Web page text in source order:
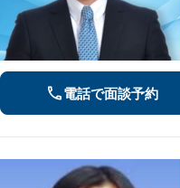
電話で面談予約